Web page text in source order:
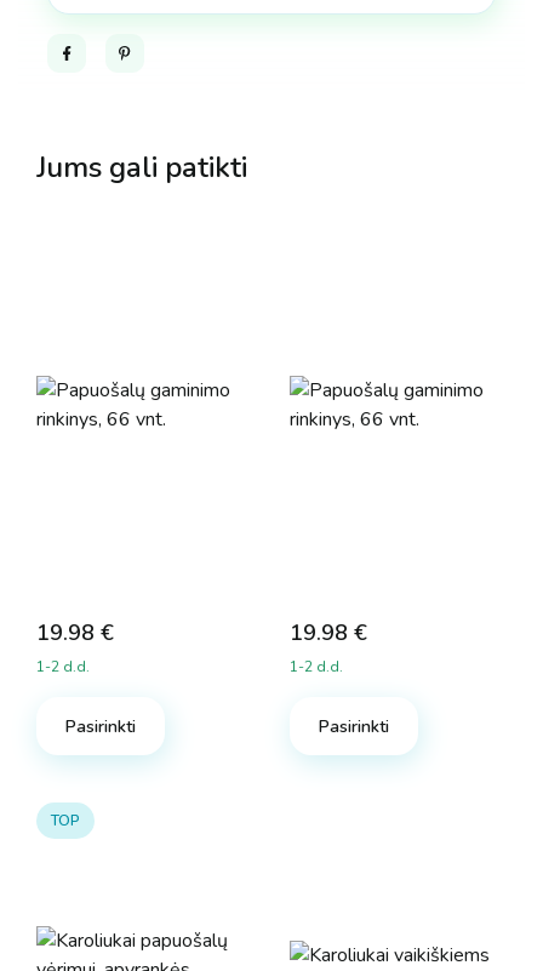
FacebookPinterest
Jums gali patikti
19.98 €
1-2 d.d.
Pasirinkti
19.98 €
1-2 d.d.
Pasirinkti
TOP